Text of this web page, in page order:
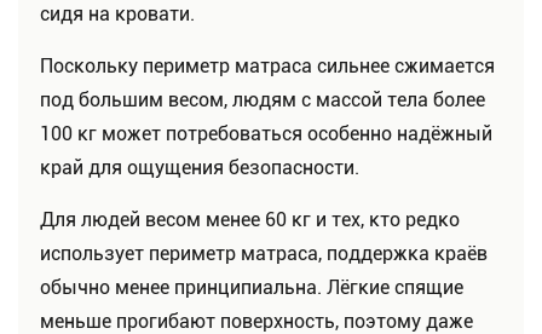
сидя на кровати.
Поскольку периметр матраса сильнее сжимается
под большим весом, людям с массой тела более
100 кг может потребоваться особенно надёжный
край для ощущения безопасности.
Для людей весом менее 60 кг и тех, кто редко
использует периметр матраса, поддержка краёв
обычно менее принципиальна. Лёгкие спящие
меньше прогибают поверхность, поэтому даже